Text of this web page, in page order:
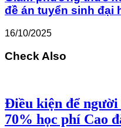
đề án tuyển sinh đại
16/10/2025
Check Also
Điều kiện để
70% học phí Cao